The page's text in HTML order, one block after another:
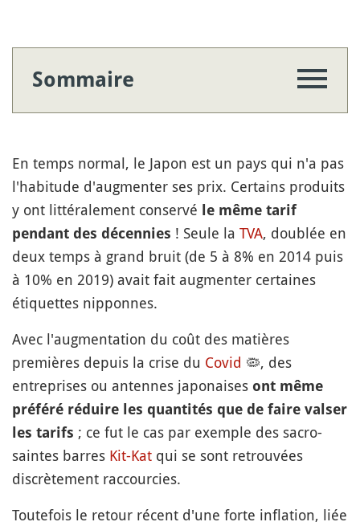
Sommaire
En temps normal, le Japon est un pays qui n'a pas
l'habitude d'augmenter ses prix. Certains produits
y ont littéralement conservé
le même tarif
pendant des décennies ! Seule la TVA, doublée en
deux temps à grand bruit (de 5 à 8% en 2014 puis
à 10% en 2019) avait fait augmenter certaines
étiquettes nipponnes.
Avec l'augmentation du coût des matières
premières depuis la crise du Covid 🦠, des
entreprises ou antennes japonaises ont même
préféré réduire les quantités que de faire valser
les tarifs ; ce fut le cas par exemple des sacro-
saintes barres Kit-Kat qui se sont retrouvées
discrètement raccourcies.
Toutefois le retour récent d'une forte inflation, liée